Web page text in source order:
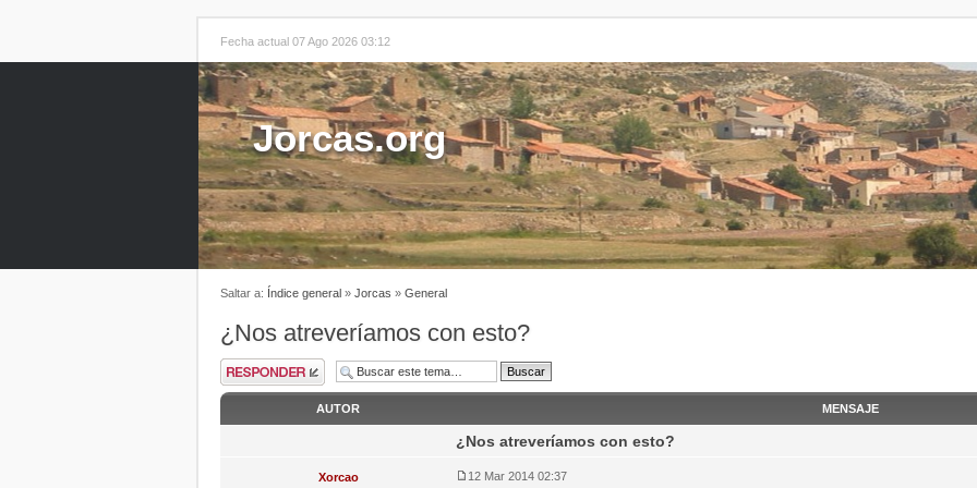
Fecha actual 07 Ago 2026 03:12
Jorcas.org
Saltar a: Índice general » Jorcas » General
¿Nos atreveríamos con esto?
AUTOR MENSAJE
Xorcao
¿Nos atreveríamos con esto?
12 Mar 2014 02:37